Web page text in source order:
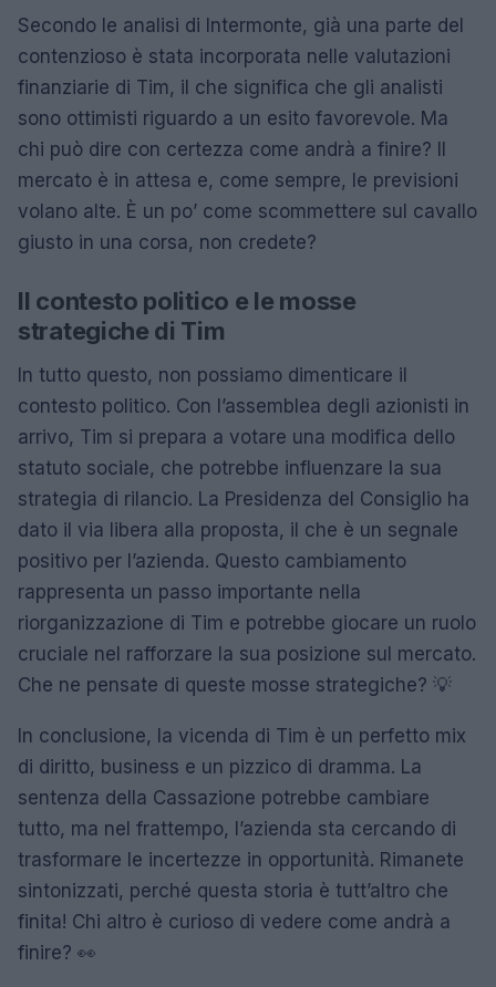
Secondo le analisi di Intermonte, già una parte del
contenzioso è stata incorporata nelle valutazioni
finanziarie di Tim, il che significa che gli analisti
sono ottimisti riguardo a un esito favorevole. Ma
chi può dire con certezza come andrà a finire? Il
mercato è in attesa e, come sempre, le previsioni
volano alte. È un po’ come scommettere sul cavallo
giusto in una corsa, non credete?
Il contesto politico e le mosse
strategiche di Tim
In tutto questo, non possiamo dimenticare il
contesto politico. Con l’assemblea degli azionisti in
arrivo, Tim si prepara a votare una modifica dello
statuto sociale, che potrebbe influenzare la sua
strategia di rilancio. La Presidenza del Consiglio ha
dato il via libera alla proposta, il che è un segnale
positivo per l’azienda. Questo cambiamento
rappresenta un passo importante nella
riorganizzazione di Tim e potrebbe giocare un ruolo
cruciale nel rafforzare la sua posizione sul mercato.
Che ne pensate di queste mosse strategiche? 💡
In conclusione, la vicenda di Tim è un perfetto mix
di diritto, business e un pizzico di dramma. La
sentenza della Cassazione potrebbe cambiare
tutto, ma nel frattempo, l’azienda sta cercando di
trasformare le incertezze in opportunità. Rimanete
sintonizzati, perché questa storia è tutt’altro che
finita! Chi altro è curioso di vedere come andrà a
finire? 👀